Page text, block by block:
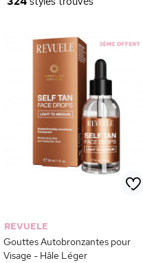
REVUELE
Gouttes Autobronzantes pour
Visage - Hâle Léger